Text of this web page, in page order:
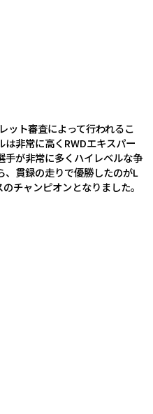
ット審査によって行われるこ
非常に高くRWDエキスパー
手が非常に多くハイレベルな争
、貫録の走りで優勝したのがL
チャンピオンとなりました。
クラス。予選から非常にハ
点オーバーの選手が3名。90